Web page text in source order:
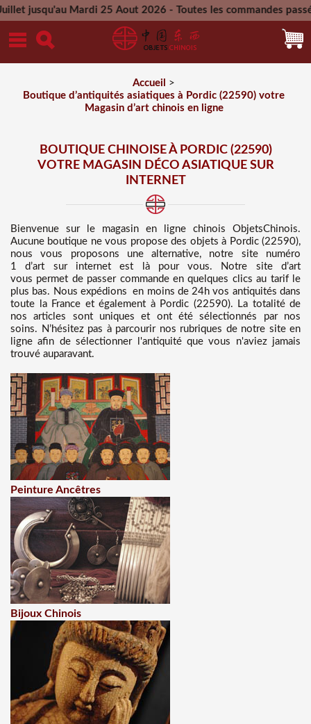
Mardi 25 Aout 2026 - Toutes les commandes passées
Mercredi 26 Aout 2026
Accueil
>
Boutique d’antiquités asiatiques à Pordic (22590) votre
Magasin d’art chinois en ligne
BOUTIQUE CHINOISE À PORDIC (22590)
VOTRE MAGASIN DÉCO ASIATIQUE SUR
INTERNET
Bienvenue sur le magasin en ligne chinois ObjetsChinois.
Aucune boutique ne vous propose des objets à Pordic (22590),
nous vous proposons une alternative, notre site numéro
1 d’art sur internet est là pour vous. Notre site d’art
vous permet de passer commande en quelques clics au tarif le
plus bas. Nous expédions en moins de 24h vos antiquités dans
toute la France et également à Pordic (22590). La totalité de
nos articles sont uniques et ont été sélectionnés par nos
soins. N’hésitez pas à parcourir nos rubriques de notre site en
ligne afin de sélectionner l'antiquité que vous n'aviez jamais
trouvé auparavant.
Peinture Ancêtres
Bijoux Chinois